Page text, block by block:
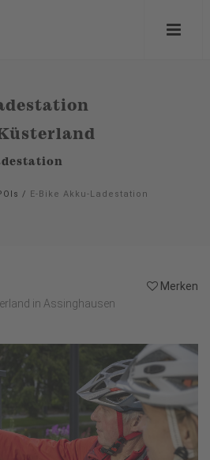
/ E-Bike Akku-Ladestation
Merken
in Assinghausen